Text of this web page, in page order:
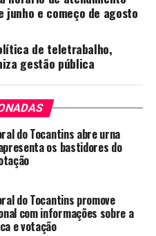
e começo de agosto
de teletrabalho,
gestão pública
do Tocantins abre urna
os bastidores do
do Tocantins promove
com informações sobre a
e votação